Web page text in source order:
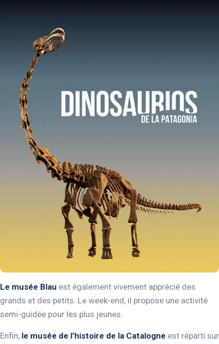
Le musée Blau est également vivement apprécié des
grands et des petits. Le week-end, il propose une activité
semi-guidée pour les plus jeunes.
Enfin, le musée de l’histoire de la Catalogne est réparti sur